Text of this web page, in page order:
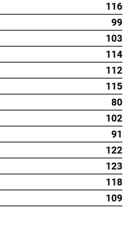
116
99
103
114
112
115
80
102
91
122
123
118
109